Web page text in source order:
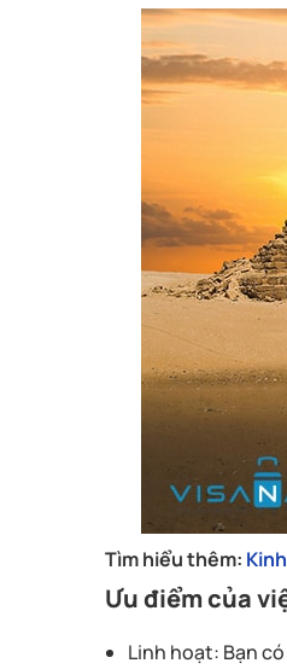
Tìm hiểu thêm:
Ưu điểm của
Linh hoạt: Bạn